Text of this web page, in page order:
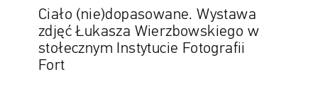
Ciało (nie)dopasowane. Wystawa
zdjęć Łukasza Wierzbowskiego w
stołecznym Instytucie Fotografii
Fort